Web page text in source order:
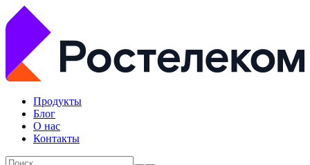
Продукты
Блог
О нас
Контакты